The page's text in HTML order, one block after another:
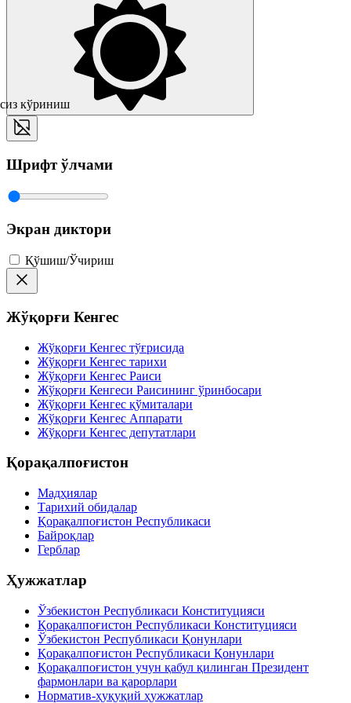
кўриниш
Шрифт ўлчами
Экран диктори
Қўшиш/Ўчириш
Жўқорғи Кенгес
Жўқорғи Кенгес тўғрисида
Жўқорғи Кенгес тарихи
Жўқорғи Кенгес Раиси
Жўқорғи Кенгеси Раисининг ўринбосари
Жўқорғи Кенгес қўмиталари
Жўқорғи Кенгес Аппарати
Жўқорғи Кенгес депутатлари
Қорақалпоғистон
Мадҳиялар
Тарихий обидалар
Қорақалпоғистон Республикаси
Байроқлар
Герблар
Ҳужжатлар
Ўзбекистон Республикаси Конституцияси
Қорақалпоғистон Республикаси Конституцияси
Ўзбекистон Республикаси Қонунлари
Қорақалпоғистон Республикаси Қонунлари
Қорақалпоғистон учун қабул қилинган Президент
фармонлари ва қарорлари
Норматив-ҳуқуқий ҳужжатлар